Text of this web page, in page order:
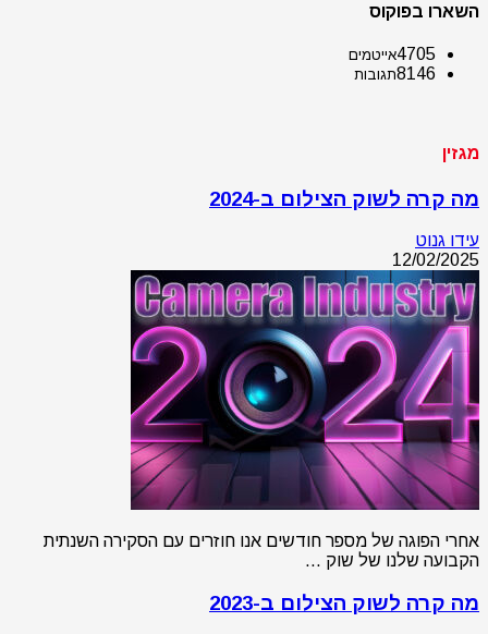
השארו בפוקוס
4705אייטמים
8146תגובות
מגזין
מה קרה לשוק הצילום ב-2024
עידו גנוט
12/02/2025
אחרי הפוגה של מספר חודשים אנו חוזרים עם הסקירה השנתית
הקבועה שלנו של שוק …
מה קרה לשוק הצילום ב-2023